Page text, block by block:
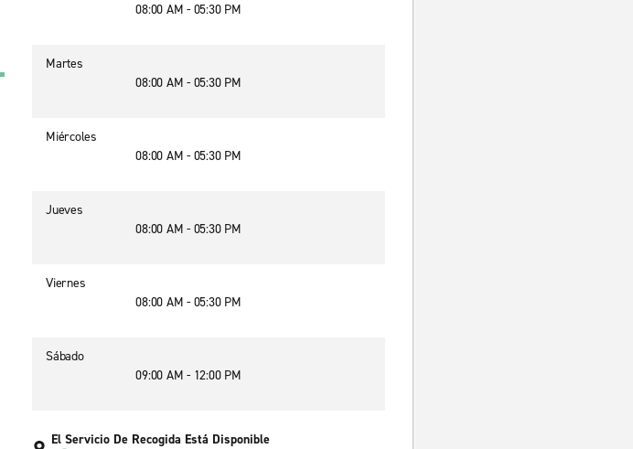
08:00 AM - 05:30 PM
Martes
08:00 AM - 05:30 PM
Miércoles
08:00 AM - 05:30 PM
Jueves
08:00 AM - 05:30 PM
Viernes
08:00 AM - 05:30 PM
Sábado
09:00 AM - 12:00 PM
El Servicio De Recogida Está Disponible